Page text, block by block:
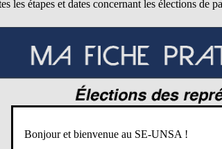
les étapes et dates concernant les élections de
Bonjour et bienvenue au SE-UNSA !